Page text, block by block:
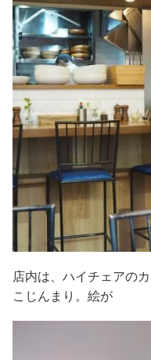
店内は、ハイチェアの
こじんまり。絵が